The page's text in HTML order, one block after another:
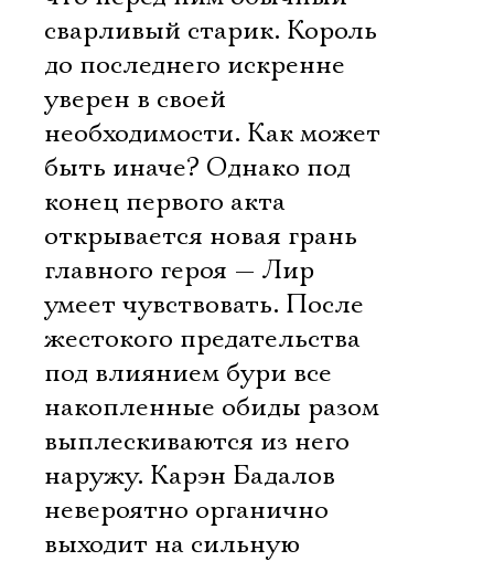
сварливый старик. Король
до последнего искренне
уверен в своей
необходимости. Как может
быть иначе? Однако под
конец первого акта
открывается новая грань
главного героя — Лир
умеет чувствовать. После
жестокого предательства
под влиянием бури все
накопленные обиды разом
выплескиваются из него
наружу. Карэн Бадалов
невероятно органично
выходит на сильную